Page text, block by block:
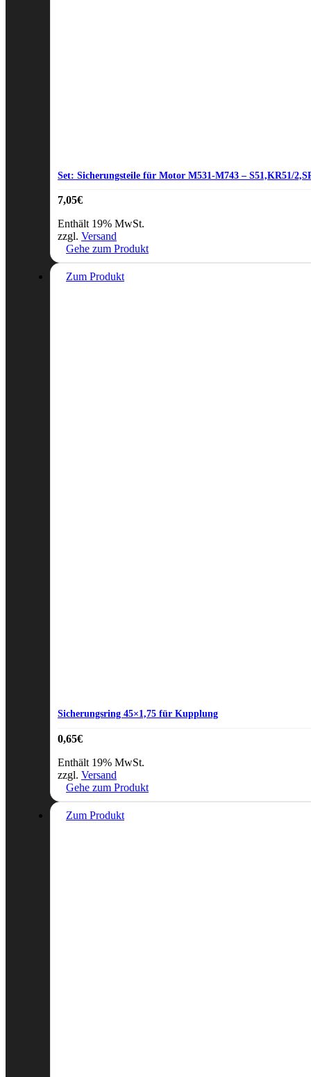
Set: Sicherungsteile für Motor M531-M743 – S51,KR51/
7,05€
Enthält 19% MwSt.
zzgl. Versand
Gehe zum Produkt
Zum Produkt
Sicherungsring 45×1,75 für Kupplung
0,65€
Enthält 19% MwSt.
zzgl. Versand
Gehe zum Produkt
Zum Produkt